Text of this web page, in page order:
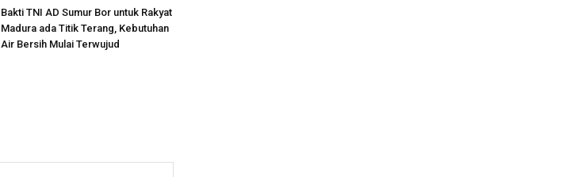
Bakti TNI AD Sumur Bor untuk Rakyat
Madura ada Titik Terang, Kebutuhan
Air Bersih Mulai Terwujud